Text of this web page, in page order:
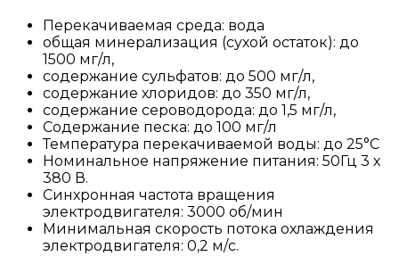
Перекачиваемая среда: вода
общая минерализация (сухой остаток): до
1500 мг/л,
содержание сульфатов: до 500 мг/л,
содержание хлоридов: до 350 мг/л,
содержание сероводорода: до 1,5 мг/л,
Содержание песка: до 100 мг/л
Температура перекачиваемой воды: до 25°С
Номинальное напряжение питания: 50Гц 3 х
380 В.
Синхронная частота вращения
электродвигателя: 3000 об/мин
Минимальная скорость потока охлаждения
электродвигателя: 0,2 м/с.